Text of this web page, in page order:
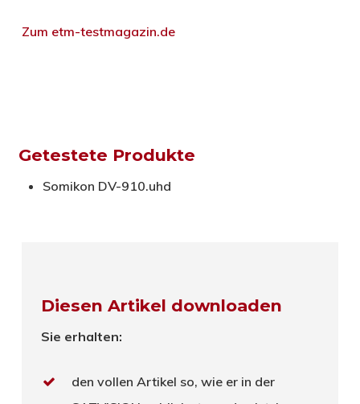
Zum etm-testmagazin.de
Getestete Produkte
Somikon DV-910.uhd
Diesen Artikel downloaden
Sie erhalten:
den vollen Artikel so, wie er in der